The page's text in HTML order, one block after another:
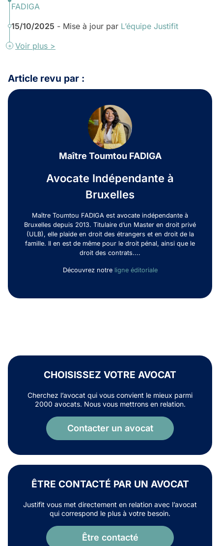
FADIGA
15/10/2025 - Mise à jour par L’équipe Justifit
Voir plus >
Article revu par :
Maître Toumtou FADIGA
Avocate Indépendante à
Bruxelles
Maître Toumtou FADIGA est avocate indépendante à
Bruxelles depuis 2013. Titulaire d’un Master en droit privé
(ULB), elle plaide en droit des étrangers et en droit de la
famille. Il en est de même pour le droit pénal, ainsi que le
droit des contrats....
Découvrez notre ligne éditoriale
CHOISISSEZ VOTRE AVOCAT
Cherchez l’avocat qui vous convient le mieux parmi
2000 avocats. Nous vous mettrons en relation.
Contacter un avocat
ÊTRE CONTACTÉ PAR UN AVOCAT
Justifit vous met directement en relation avec l’avocat
qui correspond le plus à votre besoin.
Être contacté